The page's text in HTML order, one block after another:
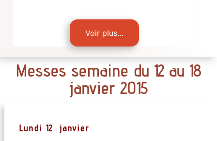
Voir plus…
Messes semaine du 12 au 18
janvier 2015
Lundi 12 janvier